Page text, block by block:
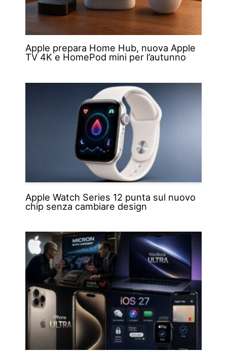
Apple prepara Home Hub, nuova Apple
TV 4K e HomePod mini per l’autunno
Apple Watch Series 12 punta sul nuovo
chip senza cambiare design